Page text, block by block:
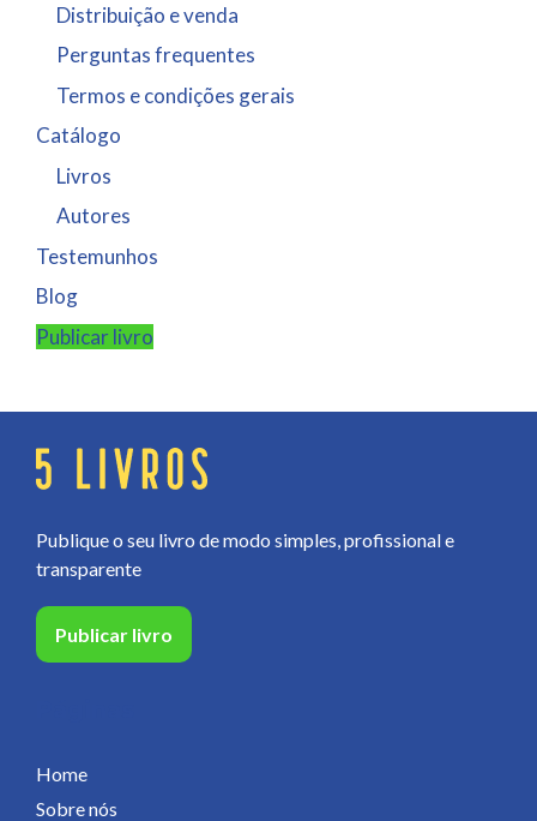
Distribuição e venda
Perguntas frequentes
Termos e condições gerais
Catálogo
Livros
Autores
Testemunhos
Blog
Publicar livro
Publique o seu livro de modo simples, profissional e
transparente
Publicar livro
Home
Sobre nós